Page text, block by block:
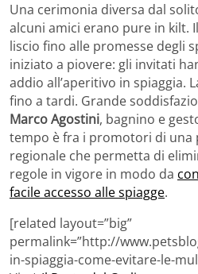
Una cerimonia diversa dal
alcuni amici erano pure in kilt.
liscio fino alle promesse degli
iniziato a piovere: gli invitati
addio all’aperitivo in spiaggia.
fino a tardi. Grande
Marco Agostini, bagnino e
tempo è fra i promotori di una
regionale che permetta di
regole in vigore in modo da
facile accesso alle spiagge.
[related layout=”big”
permalink=”http://
in-spiaggia-come-evitare-le-